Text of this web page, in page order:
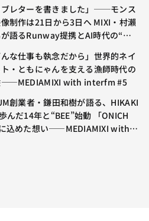
初の“真獣神化”やDJ KOO、てつ
兎田ぺこら、壱百満天原サロメらも
ブレターを書きました」──モンス
像制作は21日から3日へ MIXI・村瀨
語るRunway提携とAI時代の“つ
んな仕事も執念だから」世界的ネイ
ト・ともにゃんを支える漁師時代の
——MEDIAMIXI with interfm #5
創業者・鎌田和樹が語る、HIKAKI
んだ14年と“BEE”始動 「ONICH
込めた想い——MEDIAMIXI with in